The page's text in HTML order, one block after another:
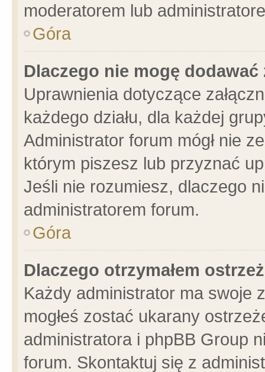
moderatorem lub
Góra
Dlaczego nie mogę dodawać
Uprawnienia dotyczące
każdego działu, dla każdej
Administrator forum mógł nie
którym piszesz lub przyznać
Jeśli nie rozumiesz, dlaczego
administratorem forum.
Góra
Dlaczego otrzymałem
Każdy administrator ma swoje
mogłeś zostać ukarany
administratora i phpBB Group
forum. Skontaktuj się z